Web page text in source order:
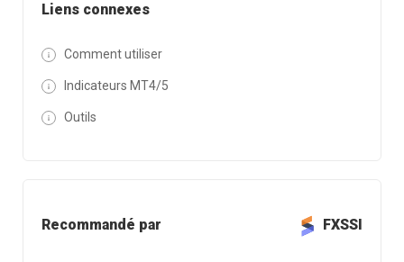
Liens connexes
Comment utiliser
Indicateurs MT4/5
Outils
Recommandé par FXSSI